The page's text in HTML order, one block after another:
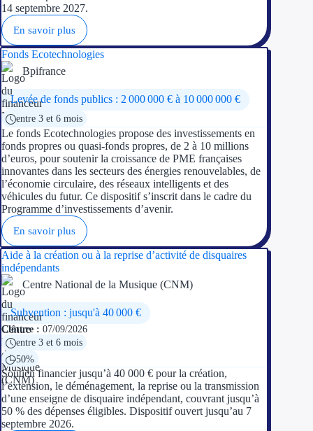
14 septembre 2027.
En savoir plus
Fonds Ecotechnologies
Bpifrance
Levée de fonds publics : 2 000 000 € à 10 000 000 €
entre 3 et 6 mois
Le fonds Ecotechnologies propose des investissements en
fonds propres ou quasi-fonds propres, de 2 à 10 millions
d’euros, pour soutenir la croissance de PME françaises
innovantes dans les secteurs des énergies renouvelables, de
l’économie circulaire, des réseaux intelligents et des
véhicules du futur. Ce dispositif s’inscrit dans le cadre du
Programme d’investissements d’avenir.
En savoir plus
Aide à la création ou à la reprise d’activité de disquaires
indépendants
Centre National de la Musique (CNM)
Subvention : jusqu'à 40 000 €
Clôture : 07/09/2026
entre 3 et 6 mois
50%
Soutien financier jusqu’à 40 000 € pour la création,
l’extension, le déménagement, la reprise ou la transmission
d’une enseigne de disquaire indépendant, couvrant jusqu’à
50 % des dépenses éligibles. Dispositif ouvert jusqu’au 7
septembre 2026.